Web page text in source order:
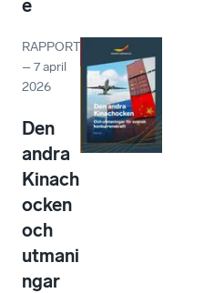
e
RAPPORT
–7 april
2026
Den
andra
Kinach
ocken
och
utmani
ngar